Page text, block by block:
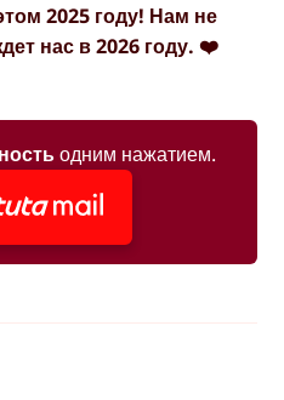
2025 году! Нам не
нас в 2026 году. ❤️
одним нажатием.